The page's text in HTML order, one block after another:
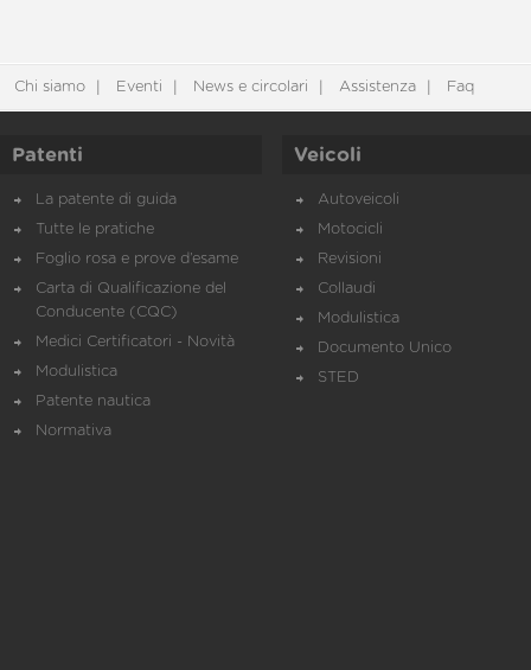
Chi siamo Eventi News e circolari Assistenza Faq
Patenti
La patente di guida
Tutte le pratiche
Foglio rosa e prove d’esame
Carta di Qualificazione del
Conducente (CQC)
Medici Certificatori - Novità
Modulistica
Patente nautica
Normativa
Veicoli
Autoveicoli
Motocicli
Revisioni
Collaudi
Modulistica
Documento Unico
STED